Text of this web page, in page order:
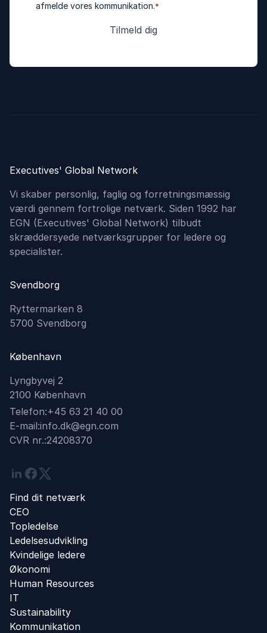
afmelde vores kommunikation.*
Executives' Global Network
Vi skaber personlig, faglig og forretningsmæssig
værdi gennem fortrolige netværk. Siden 1992 har
EGN (Executives'​ Global Network) tilbudt
skræddersyede netværksgrupper for ledere og
specialister.
Svendborg
Ryttermarken 8
5700 Svendborg
København
Lyngbyvej 2
2100 København
Telefon:+45 63 21 40 00
E-mail:info.dk@egn.com
CVR nr.:24208370
Linkedin
Facebook
Twitter
Find dit netværk
CEO
Topledelse
Ledelsesudvikling
Kvindelige ledere
Økonomi
Human Resources
IT
Sustainability
Kommunikation